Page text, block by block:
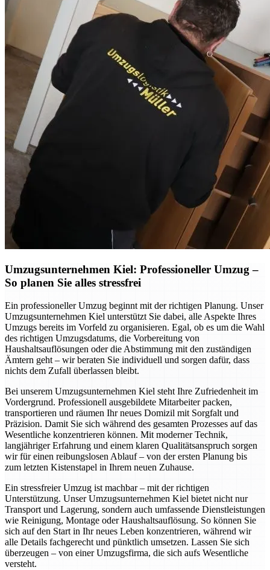
Umzugsunternehmen Kiel: Professioneller Umzug –
So planen Sie alles stressfrei
Ein professioneller Umzug beginnt mit der richtigen Planung. Unser
Umzugsunternehmen Kiel unterstützt Sie dabei, alle Aspekte Ihres
Umzugs bereits im Vorfeld zu organisieren. Egal, ob es um die Wahl
des richtigen Umzugsdatums, die Vorbereitung von
Haushaltsauflösungen oder die Abstimmung mit den zuständigen
Ämtern geht – wir beraten Sie individuell und sorgen dafür, dass
nichts dem Zufall überlassen bleibt.
Bei unserem Umzugsunternehmen Kiel steht Ihre Zufriedenheit im
Vordergrund. Professionell ausgebildete Mitarbeiter packen,
transportieren und räumen Ihr neues Domizil mit Sorgfalt und
Präzision. Damit Sie sich während des gesamten Prozesses auf das
Wesentliche konzentrieren können. Mit moderner Technik,
langjähriger Erfahrung und einem klaren Qualitätsanspruch sorgen
wir für einen reibungslosen Ablauf – von der ersten Planung bis
zum letzten Kistenstapel in Ihrem neuen Zuhause.
Ein stressfreier Umzug ist machbar – mit der richtigen
Unterstützung. Unser Umzugsunternehmen Kiel bietet nicht nur
Transport und Lagerung, sondern auch umfassende Dienstleistungen
wie Reinigung, Montage oder Haushaltsauflösung. So können Sie
sich auf den Start in Ihr neues Leben konzentrieren, während wir
alle Details fachgerecht und pünktlich umsetzen. Lassen Sie sich
überzeugen – von einer Umzugsfirma, die sich aufs Wesentliche
versteht.